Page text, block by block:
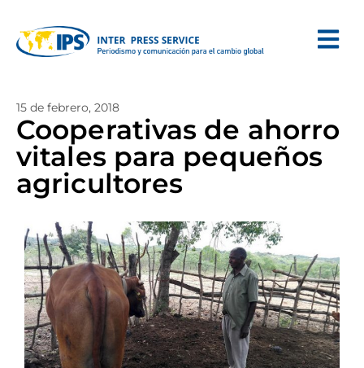
15 de febrero, 2018
Cooperativas de ahorro
vitales para pequeños
agricultores